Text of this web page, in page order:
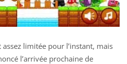
limitée pour l’instant, mais
l’arrivée prochaine de